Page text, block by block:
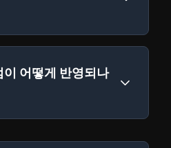
어떻게 반영되나